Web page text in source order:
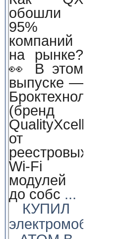
обошли
95%
компаний
на рынке?
👀 В этом
выпуске —
Броктехнолоджи
(бренд
QualityXcellence):
от
реестровых
Wi-Fi
модулей
до собс ...
КУПИЛ
электромобиль